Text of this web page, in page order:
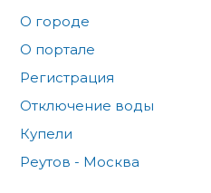
О городе
О портале
Регистрация
Отключение воды
Купели
Реутов - Москва